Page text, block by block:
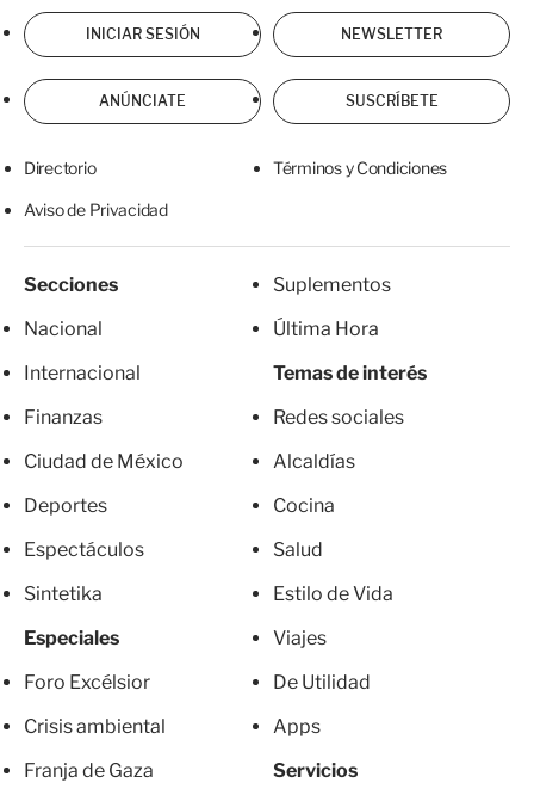
INICIAR SESIÓN NEWSLETTER
ANÚNCIATE SUSCRÍBETE
Directorio Términos y Condiciones
Aviso de Privacidad
Secciones
Nacional
Internacional
Finanzas
Ciudad de México
Deportes
Espectáculos
Sintetika
Especiales
Foro Excélsior
Crisis ambiental
Franja de Gaza
Suplementos
Última Hora
Temas de interés
Redes sociales
Alcaldías
Cocina
Salud
Estilo de Vida
Viajes
De Utilidad
Apps
Servicios